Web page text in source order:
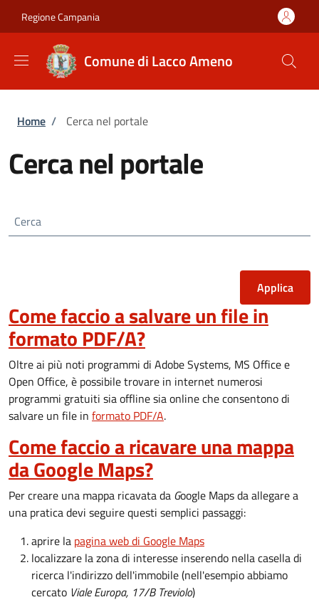
Regione Campania
Comune di Lacco Ameno
Briciole di pane
Home / Cerca nel portale
Cerca nel portale
Cerca
Come faccio a salvare un file in
formato PDF/A?
Oltre ai più noti programmi di Adobe Systems, MS Office e
Open Office, è possibile trovare in internet numerosi
programmi gratuiti sia offline sia online che consentono di
salvare un file in formato PDF/A.
Come faccio a ricavare una mappa
da Google Maps?
Per creare una mappa ricavata da Google Maps da allegare a
una pratica devi seguire questi semplici passaggi:
aprire la pagina web di Google Maps
localizzare la zona di interesse inserendo nella casella di
ricerca l'indirizzo dell'immobile (nell'esempio abbiamo
cercato Viale Europa, 17/B Treviolo)